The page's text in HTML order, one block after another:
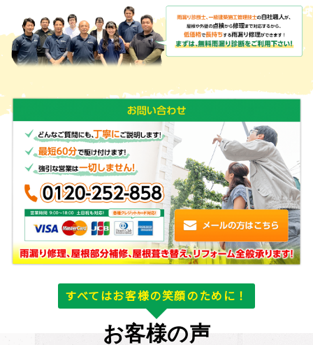
すべてはお客様の笑顔のために！
お客様の声